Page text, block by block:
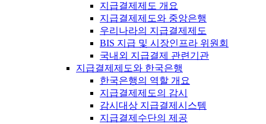
지급결제제도 개요
지급결제제도와 중앙은행
우리나라의 지급결제제도
BIS 지급 및 시장인프라 위원회
국내외 지급결제 관련기관
지급결제제도와 한국은행
한국은행의 역할 개요
지급결제제도의 감시
감시대상 지급결제시스템
지급결제수단의 제공